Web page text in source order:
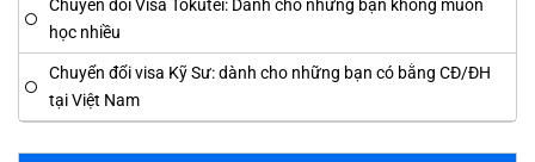
Chuyển đổi Visa Tokutei: Dành cho những bạn không muốn
học nhiều
Chuyển đổi visa Kỹ Sư: dành cho những bạn có bằng CĐ/ĐH
tại Việt Nam